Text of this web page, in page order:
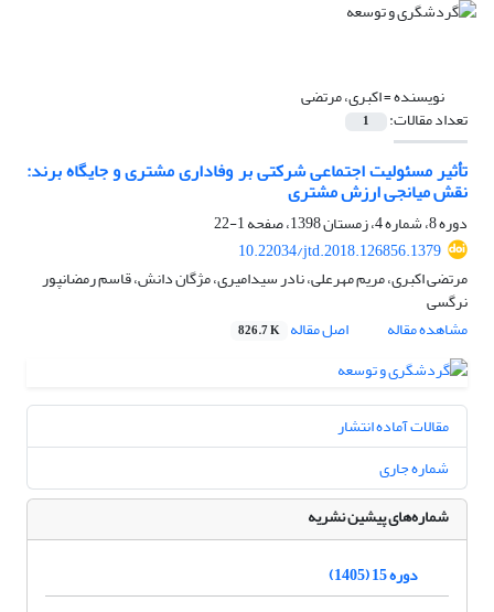
نویسنده =اکبری، مرتضی
تعداد مقالات: 1
تأثیر مسئولیت اجتماعی شرکتی بر وفاداری مشتری و جایگاه برند:
نقش میانجی ارزش مشتری
دوره 8، شماره 4، زمستان 1398، صفحه
1-22
10.22034/jtd.2018.126856.1379
مرتضی اکبری، مریم مهرعلی، نادر سیدامیری، مژگان دانش، قاسم رمضانپور
نرگسی
مشاهده مقاله
اصل مقاله 826.7 K
مقالات آماده انتشار
شماره جاری
شماره‌های پیشین نشریه
دوره 15 (1405)